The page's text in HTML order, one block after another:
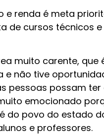
e renda é meta
de cursos técnicos e
muito carente, que
e não tive
pessoas possam ter
emocionado
do povo do estado
e professores.